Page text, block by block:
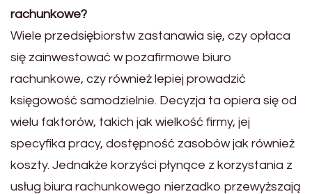
rachunkowe?
Wiele przedsiębiorstw zastanawia się, czy opłaca
się zainwestować w pozafirmowe biuro
rachunkowe, czy również lepiej prowadzić
księgowość samodzielnie. Decyzja ta opiera się od
wielu faktorów, takich jak wielkość firmy, jej
specyfika pracy, dostępność zasobów jak również
koszty. Jednakże korzyści płynące z korzystania z
usług biura rachunkowego nierzadko przewyższają